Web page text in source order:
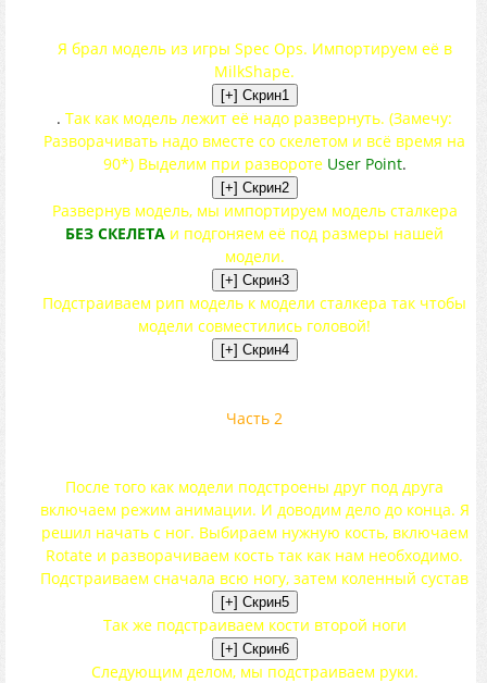
Я брал модель из игры Spec Ops. Импортируем её в
MilkShape.
. Так как модель лежит её надо развернуть. (Замечу:
Разворачивать надо вместе со скелетом и всё время на
90*) Выделим при развороте User Point.
Развернув модель, мы импортируем модель сталкера
БЕЗ СКЕЛЕТА и подгоняем её под размеры нашей
модели.
Подстраиваем рип модель к модели сталкера так чтобы
модели совместились головой!
Часть 2
После того как модели подстроены друг под друга
включаем режим анимации. И доводим дело до конца. Я
решил начать с ног. Выбираем нужную кость, включаем
Rotate и разворачиваем кость так как нам необходимо.
Подстраиваем сначала всю ногу, затем коленный сустав
Так же подстраиваем кости второй ноги
Следующим делом, мы подстраиваем руки.